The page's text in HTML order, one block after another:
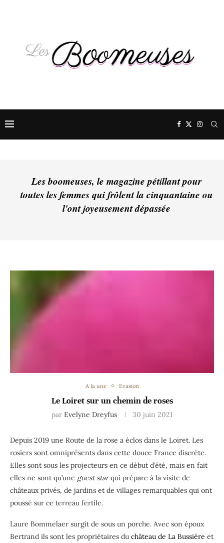
Les boomeuses, le magazine pétillant pour
toutes les femmes qui frôlent la cinquantaine ou
l'ont joyeusement dépassée
A la une Evasion
Le Loiret sur un chemin de roses
par Evelyne Dreyfus 30 juin 2021
Depuis 2019 une Route de la rose a éclos dans le Loiret. Les
rosiers sont omniprésents dans cette douce France discrète.
Elles sont sous les projecteurs en ce début d’été, mais en fait
elles ne sont qu’une guest starqui prépare à la visite de
châteaux privés, de jardins et de villages remarquables qui ont
poussé sur ce terreau fertile.
Laure Bommelaer surgit de sous un porche. Avec son époux
Bertrand ils sont les propriétaires du château de La Bussière et